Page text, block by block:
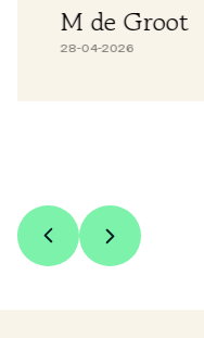
M de Groot
28-04-2026